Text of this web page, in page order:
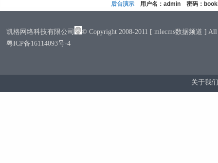
后台演示用户名：admin 密码：
凯格网络科技有限公司
© Copyright 2008-2011 [ mlecms数据频道 ] All
粤ICP备16114093号-4
关于我们